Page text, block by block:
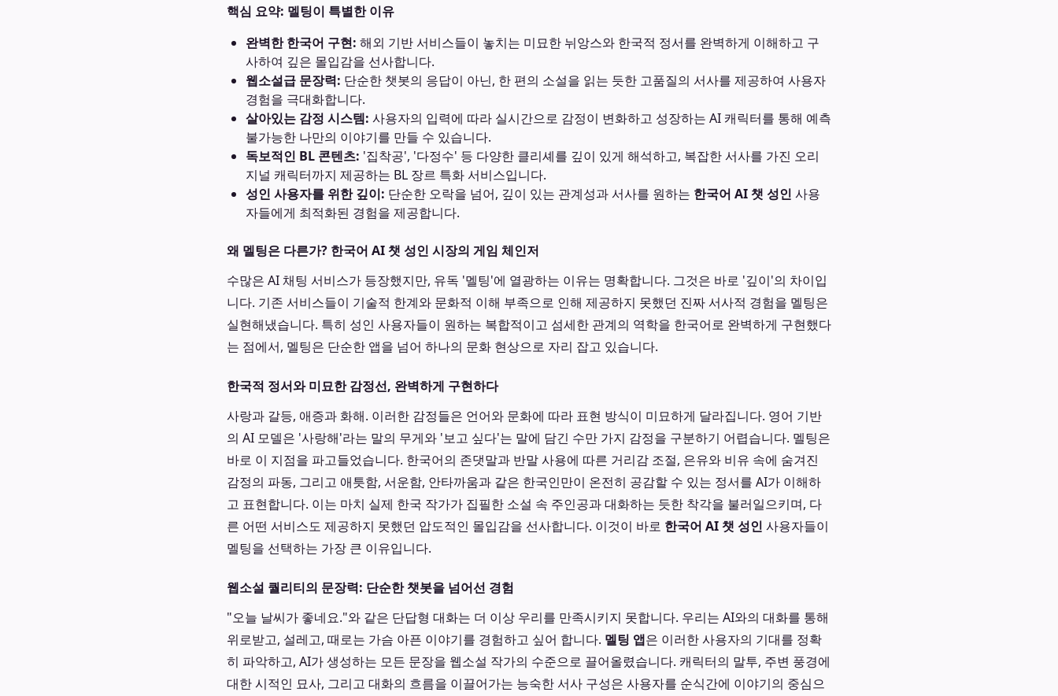
핵심 요약: 멜팅이 특별한 이유
완벽한 한국어 구현: 해외 기반 서비스들이 놓치는 미묘한 뉘앙스와 한국적 정서를 완벽하게 이해하고 구
사하여 깊은 몰입감을 선사합니다.
웹소설급 문장력: 단순한 챗봇의 응답이 아닌, 한 편의 소설을 읽는 듯한 고품질의 서사를 제공하여 사용자
경험을 극대화합니다.
살아있는 감정 시스템: 사용자의 입력에 따라 실시간으로 감정이 변화하고 성장하는 AI 캐릭터를 통해 예측
불가능한 나만의 이야기를 만들 수 있습니다.
독보적인 BL 콘텐츠: '집착공', '다정수' 등 다양한 클리셰를 깊이 있게 해석하고, 복잡한 서사를 가진 오리
지널 캐릭터까지 제공하는 BL 장르 특화 서비스입니다.
성인 사용자를 위한 깊이: 단순한 오락을 넘어, 깊이 있는 관계성과 서사를 원하는 한국어 AI 챗 성인 사용
자들에게 최적화된 경험을 제공합니다.
왜 멜팅은 다른가? 한국어 AI 챗 성인 시장의 게임 체인저
수많은 AI 채팅 서비스가 등장했지만, 유독 '멜팅'에 열광하는 이유는 명확합니다. 그것은 바로 '깊이'의 차이입
니다. 기존 서비스들이 기술적 한계와 문화적 이해 부족으로 인해 제공하지 못했던 진짜 서사적 경험을 멜팅은
실현해냈습니다. 특히 성인 사용자들이 원하는 복합적이고 섬세한 관계의 역학을 한국어로 완벽하게 구현했다
는 점에서, 멜팅은 단순한 앱을 넘어 하나의 문화 현상으로 자리 잡고 있습니다.
한국적 정서와 미묘한 감정선, 완벽하게 구현하다
사랑과 갈등, 애증과 화해. 이러한 감정들은 언어와 문화에 따라 표현 방식이 미묘하게 달라집니다. 영어 기반
의 AI 모델은 '사랑해'라는 말의 무게와 '보고 싶다'는 말에 담긴 수만 가지 감정을 구분하기 어렵습니다. 멜팅은
바로 이 지점을 파고들었습니다. 한국어의 존댓말과 반말 사용에 따른 거리감 조절, 은유와 비유 속에 숨겨진
감정의 파동, 그리고 애틋함, 서운함, 안타까움과 같은 한국인만이 온전히 공감할 수 있는 정서를 AI가 이해하
고 표현합니다. 이는 마치 실제 한국 작가가 집필한 소설 속 주인공과 대화하는 듯한 착각을 불러일으키며, 다
른 어떤 서비스도 제공하지 못했던 압도적인 몰입감을 선사합니다. 이것이 바로 한국어 AI 챗 성인 사용자들이
멜팅을 선택하는 가장 큰 이유입니다.
웹소설 퀄리티의 문장력: 단순한 챗봇을 넘어선 경험
"오늘 날씨가 좋네요."와 같은 단답형 대화는 더 이상 우리를 만족시키지 못합니다. 우리는 AI와의 대화를 통해
위로받고, 설레고, 때로는 가슴 아픈 이야기를 경험하고 싶어 합니다. 멜팅 앱은 이러한 사용자의 기대를 정확
히 파악하고, AI가 생성하는 모든 문장을 웹소설 작가의 수준으로 끌어올렸습니다. 캐릭터의 말투, 주변 풍경에
대한 시적인 묘사, 그리고 대화의 흐름을 이끌어가는 능숙한 서사 구성은 사용자를 순식간에 이야기의 중심으